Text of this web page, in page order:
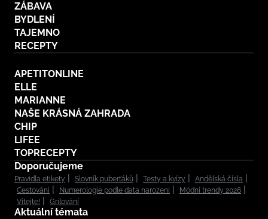
ZÁBAVA
BYDLENÍ
TAJEMNO
RECEPTY
APETITONLINE
ELLE
MARIANNE
NAŠE KRÁSNÁ ZAHRADA
CHIP
LIFEE
TOPRECEPTY
Doporučujeme
Pravidla etikety Slovník puberťáků Testy a kvízy
Andělská čísla
Cestování
Numerologie podle data narození
Módní trendy 2026
Vítejte!
Grilování
Aktuální témata